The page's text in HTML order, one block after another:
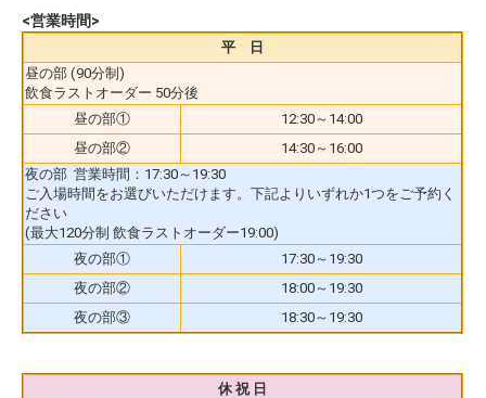
<営業時間>
平 日
昼の部 (90分制)
飲食ラストオーダー 50分後
昼の部①
12:30～14:00
昼の部②
14:30～16:00
夜の部 営業時間：17:30～19:30
ご入場時間をお選びいただけます。下記よりいずれか1つをご予約く
ださい
(最大120分制 飲食ラストオーダー19:00)
夜の部①
17:30～19:30
夜の部②
18:00～19:30
夜の部③
18:30～19:30
休 祝 日